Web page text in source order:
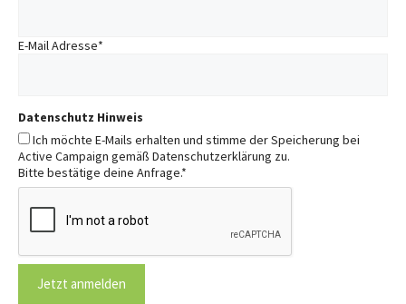
E-Mail Adresse*
Datenschutz Hinweis
Ich möchte E-Mails erhalten und stimme der Speicherung bei
Active Campaign gemäß Datenschutzerklärung zu.
Bitte bestätige deine Anfrage.*
Jetzt anmelden